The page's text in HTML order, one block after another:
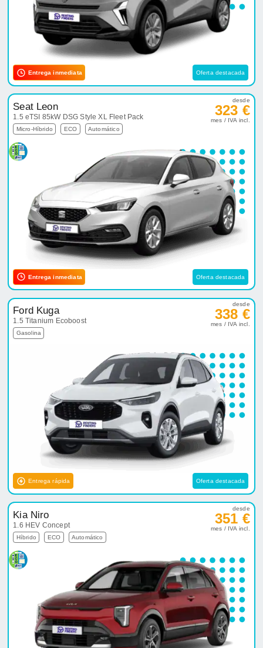
Entrega inmediata Oferta destacada
Seat Leon
1.5 eTSI 85kW DSG Style XL Fleet Pack
Micro-Híbrido ECO Automático
desde
323 €
mes / IVA incl.
Entrega inmediata Oferta destacada
Ford Kuga
1.5 Titanium Ecoboost
Gasolina
desde
338 €
mes / IVA incl.
Entrega rápida Oferta destacada
Kia Niro
1.6 HEV Concept
Híbrido ECO Automático
desde
351 €
mes / IVA incl.